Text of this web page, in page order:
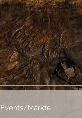
Events/Märkte